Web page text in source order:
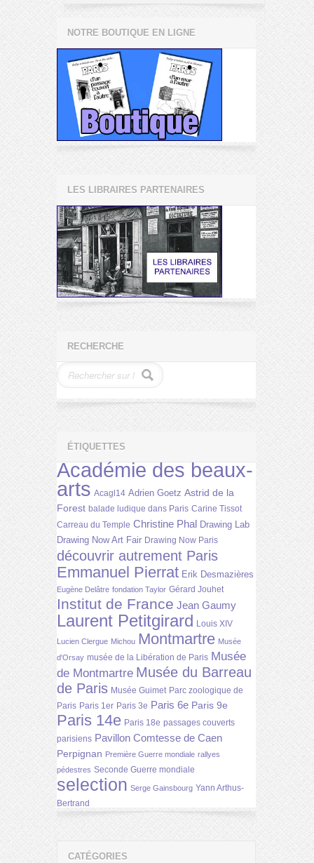
NOTRE BOUTIQUE EN LIGNE
LES LIBRAIRES PARTENAIRES
RECHERCHE
ÉTIQUETTES
Académie des beaux-
arts Acagl14 Adrien Goetz Astrid de la
Forest balade ludique dans Paris Carine Tissot
Carreau du Temple Christine Phal Drawing Lab
Drawing Now Art Fair Drawing Now Paris
découvrir autrement Paris
Emmanuel Pierrat Erik Desmazières
Eugène Delâtre fondation Taylor Gérard Jouhet
Institut de France Jean Gaumy
Laurent Petitgirard Louis XIV
Lucien Clergue Michou Montmartre Musée
d'Orsay musée de la Libération de Paris Musée
de Montmartre Musée du Barreau
de Paris Musée Guimet Parc zoologique de
Paris Paris 1er Paris 3e Paris 6e Paris 9e
Paris 14e Paris 18e passages couverts
parisiens Pavillon Comtesse de Caen
Perpignan Première Guerre mondiale rallyes
pédestres Seconde Guerre mondiale
selection Serge Gainsbourg Yann Arthus-
Bertrand
CATÉGORIES